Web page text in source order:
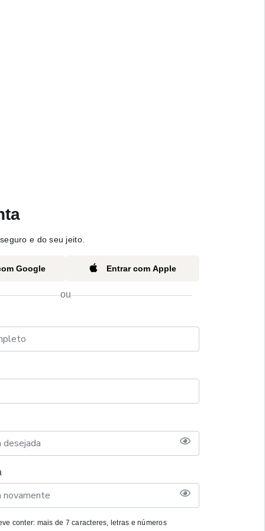
e do seu jeito.
Google Entrar com Apple
ou
conter: mais de 7 caracteres, letras e números